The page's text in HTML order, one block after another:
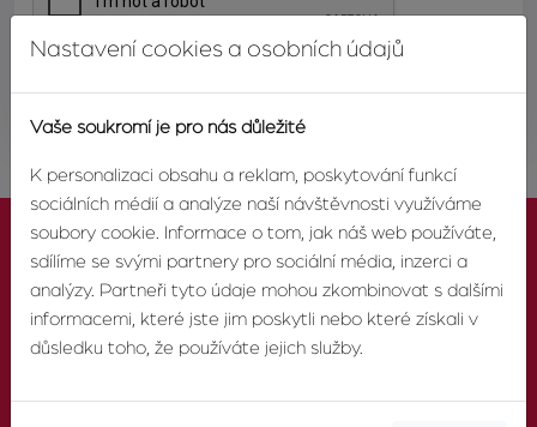
KONTAKTUJTE NÁS
Nastavení cookies a osobních údajů
Vaše soukromí je pro nás důležité
K personalizaci obsahu a reklam, poskytování funkcí
sociálních médií a analýze naší návštěvnosti využíváme
soubory cookie. Informace o tom, jak náš web používáte,
sdílíme se svými partnery pro sociální média, inzerci a
analýzy. Partneři tyto údaje mohou zkombinovat s dalšími
informacemi, které jste jim poskytli nebo které získali v
důsledku toho, že používáte jejich služby.